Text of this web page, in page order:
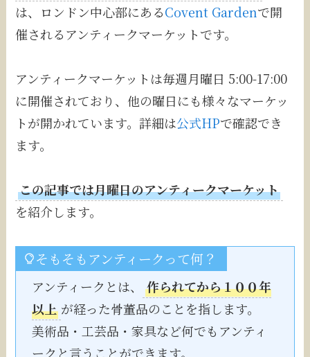
は、ロンドン中心部にあるCovent Gardenで開
催されるアンティークマーケットです。
アンティークマーケットは毎週月曜日 5:00-17:00
に開催されており、他の曜日にも様々なマーケッ
トが開かれています。詳細は公式HPで確認でき
ます。
この記事では月曜日のアンティークマーケット
を紹介します。
そもそもアンティークって何？
アンティークとは、
作られてから１００年
以上 が経った骨董品のことを指します。
美術品・工芸品・家具など何でもアンティ
ークと言うことができます。